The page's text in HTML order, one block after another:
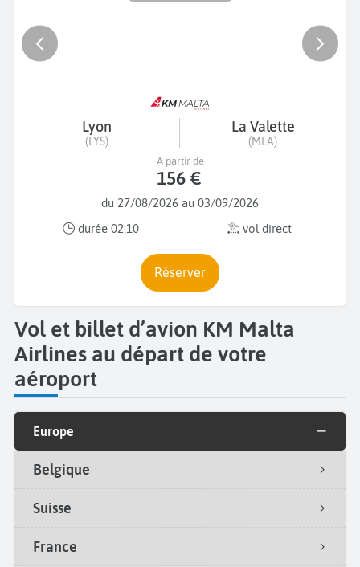
Lyon
(LYS)
La Valette
(MLA)
du 27/08/2026 au 03/09/2026
durée 02:10
vol direct
A partir de
156 €
Réserver
Vol et billet d’avion KM Malta
Airlines au départ de votre
aéroport
Europe
Belgique
Suisse
France